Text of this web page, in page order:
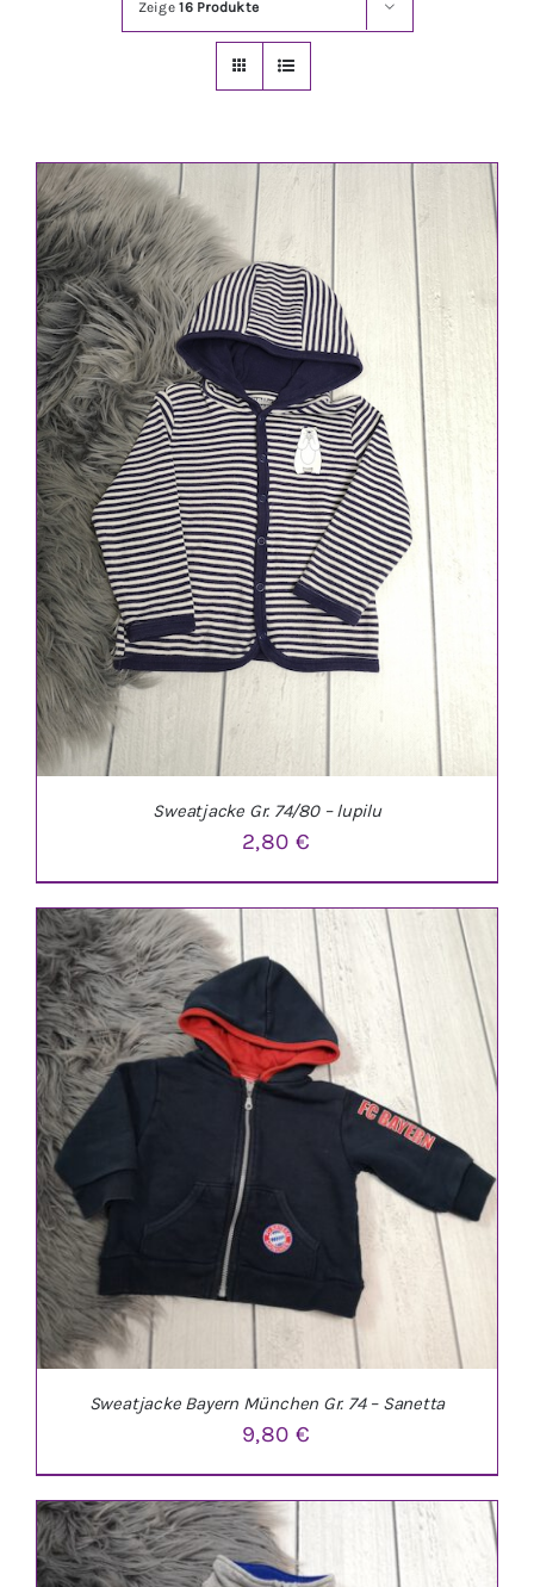
Accesoires
Schuhe / Socken
Spielzeug
Babyausstattung
Krims Krams
Zeige16 Produkte
IN DEN WARENKORB DETAILS
Sweatjacke Gr. 74/80 – lupilu
2,80 €
Sweatjacke Bayern München Gr. 74 – Sanetta
9,80 €